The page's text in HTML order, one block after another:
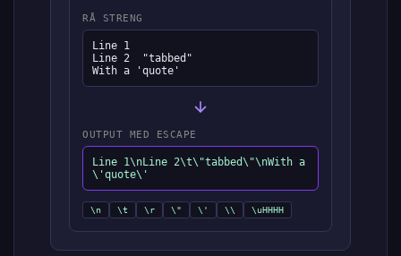
RÅ STRENG
Line 1
Line 2	"tabbed"
With a 'quote'
OUTPUT MED ESCAPE
Line 1\nLine 2\t\"tabbed\"\nWith a
\'quote\'
\n \t \r \" \' \\ \uHHHH